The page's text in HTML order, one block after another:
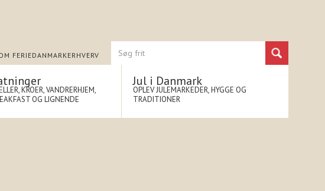
FERIEDANMARKERHVERV
KROER, VANDRERHJEM,
OG LIGNENDE
Jul i Danmark
OPLEV JULEMARKEDER, HYGGE OG
TRADITIONER